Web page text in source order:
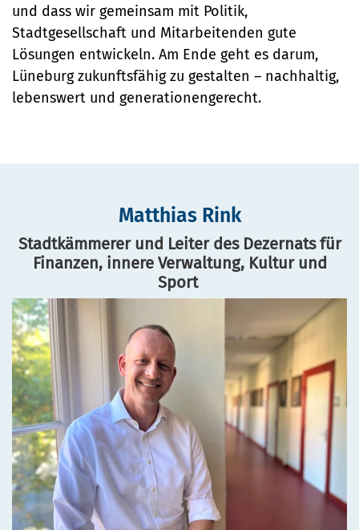
und dass wir gemeinsam mit Politik,
Stadtgesellschaft und Mitarbeitenden gute
Lösungen entwickeln. Am Ende geht es darum,
Lüneburg zukunftsfähig zu gestalten – nachhaltig,
lebenswert und generationengerecht.
Matthias Rink
Stadtkämmerer und Leiter des Dezernats für
Finanzen, innere Verwaltung, Kultur und
Sport